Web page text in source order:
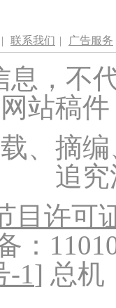
| 联系我们 | 广告服务
息，不
站稿
、摘
追
目许可
：
-1] 总机